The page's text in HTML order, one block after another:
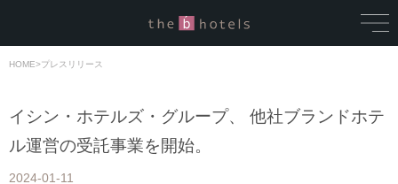
HOME>プレスリリース
イシン・ホテルズ・グループ、 他社ブランドホテ
ル運営の受託事業を開始。
2024-01-11